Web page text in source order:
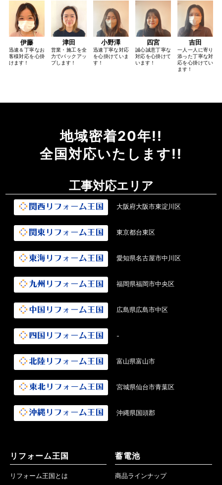
伊藤
迅速＆丁寧なお
客様対応を心掛
けます！
津田
営業・施工を全
力でバックアッ
プします！
小野澤
迅速丁寧な対応
を心掛けていま
す！
四宮
誠心誠意丁寧な
対応を心掛けて
います！
吉田
一人一人に寄り
添った丁寧な対
応を心掛けてい
ます！
地域密着20年!!
全国対応いたします!!
工事対応エリア
大阪府大阪市東淀川区
東京都台東区
愛知県名古屋市中川区
福岡県福岡市中央区
広島県広島市中区
-
富山県富山市
宮城県仙台市青葉区
沖縄県国頭郡
リフォーム王国
リフォーム王国とは
蓄電池
商品ラインナップ